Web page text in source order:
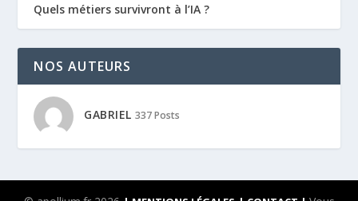
Quels métiers survivront à l’IA ?
NOS AUTEURS
GABRIEL 337 Posts